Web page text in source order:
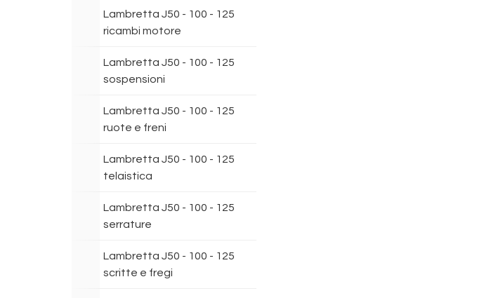
Lambretta J50 - 100 - 125
ricambi motore
Lambretta J50 - 100 - 125
sospensioni
Lambretta J50 - 100 - 125
ruote e freni
Lambretta J50 - 100 - 125
telaistica
Lambretta J50 - 100 - 125
serrature
Lambretta J50 - 100 - 125
scritte e fregi